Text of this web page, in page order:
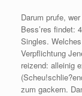
Darum prufe,
Bess’res findet:
Singles.
Verpflichtung
reizend: alleinig
zum gackern.